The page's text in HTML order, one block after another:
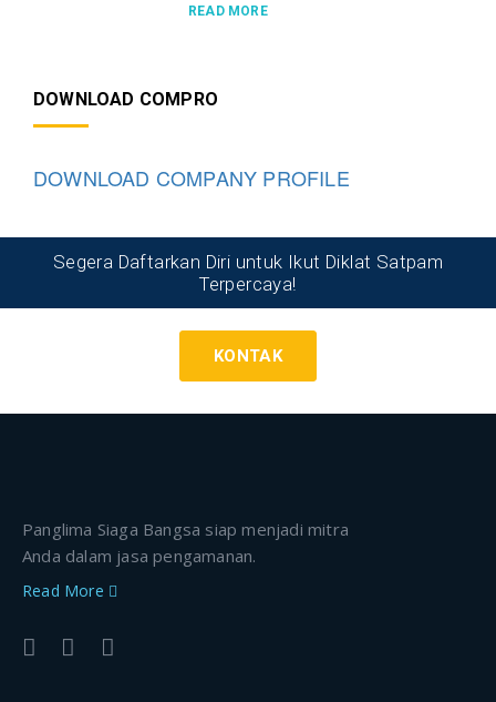
READ MORE
DOWNLOAD COMPRO
DOWNLOAD COMPANY PROFILE
Segera Daftarkan Diri untuk Ikut Diklat Satpam
Terpercaya!
KONTAK
Panglima Siaga Bangsa siap menjadi mitra
Anda dalam jasa pengamanan.
Read More